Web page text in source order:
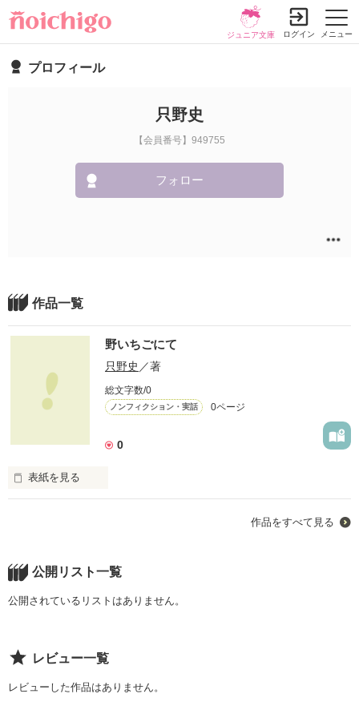
メニュー
ジュニア文庫 ログイン
プロフィール
只野史
【会員番号】949755
フォロー
作品一覧
野いちごにて
只野史 ／著
総文字数/0
ノンフィクション・実話 0ページ
0
表紙を見る
作品をすべて見る
公開リスト一覧
公開されているリストはありません。
レビュー一覧
レビューした作品はありません。